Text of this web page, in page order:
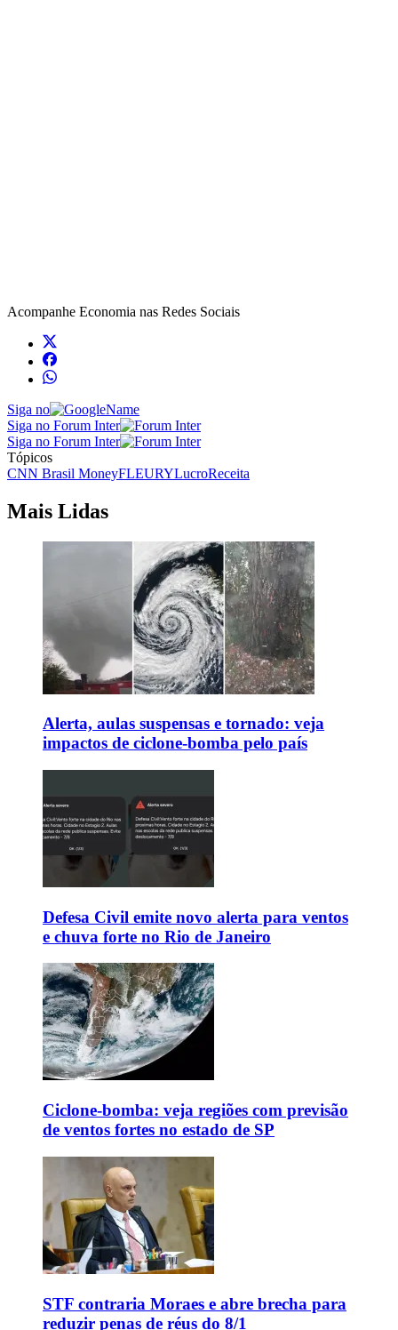
Acompanhe Economia nas Redes Sociais
Siga no
Siga no Forum Inter
Siga no Forum Inter
Tópicos
CNN Brasil MoneyFLEURYLucroReceita
Mais Lidas
Alerta, aulas suspensas e tornado: veja
impactos de ciclone-bomba pelo país
Defesa Civil emite novo alerta para ventos
e chuva forte no Rio de Janeiro
Ciclone-bomba: veja regiões com previsão
de ventos fortes no estado de SP
STF contraria Moraes e abre brecha para
reduzir penas de réus do 8/1